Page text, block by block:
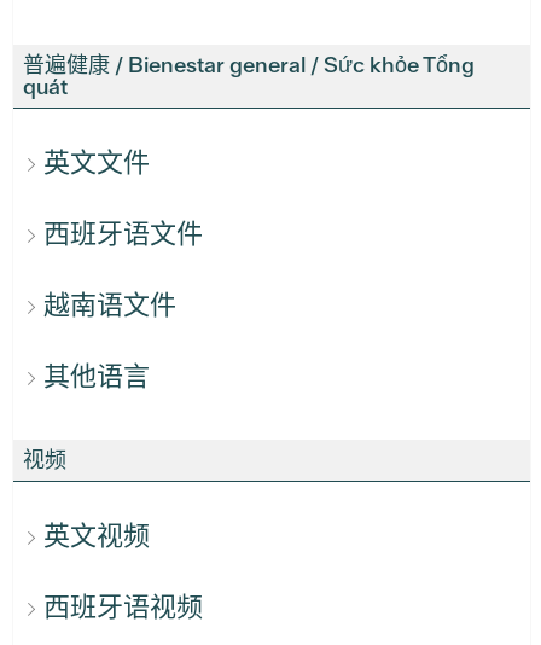
普遍健康 / Bienestar general / Sức khỏe Tổng
quát
英文文件
西班牙语文件
越南语文件
其他语言
视频
英文视频
西班牙语视频